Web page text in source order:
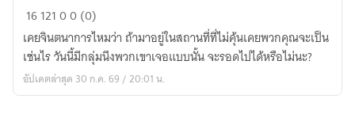
Puzzle
Box
[Rate
16+]
1612100 (0)
เคยจินตนาการไหมว่า ถ้ามาอยู่ในสถานที่ที่ไม่คุ้นเคยพวกคุณจะเป็น
เช่นไร วันนี้มีกลุ่มนึงพวกเขาเจอแบบนั้น จะรอดไปได้หรือไม่นะ?
อัปเดตล่าสุด 30 ก.ค. 69 / 20:01 น.